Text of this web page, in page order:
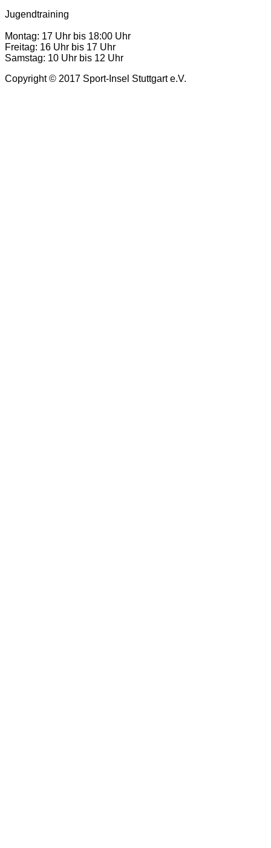
Jugendtraining
Montag: 17 Uhr bis 18:00 Uhr
Freitag: 16 Uhr bis 17 Uhr
Samstag: 10 Uhr bis 12 Uhr
Copyright © 2017 Sport-Insel Stuttgart e.V.